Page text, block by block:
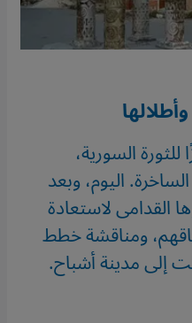
السورية،
اليوم، وبعد
القدامى لاستعادة
ومناقشة خطط
إلى مدينة أشباح.